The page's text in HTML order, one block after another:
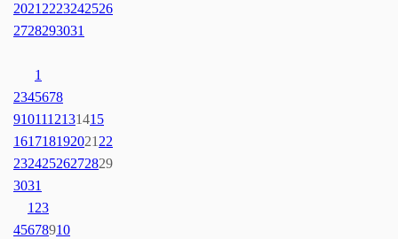
2021 2223242526
2728293031
1
2345678
9101112131415
161718192021 22
23242526272829
3031
1 23
45678910